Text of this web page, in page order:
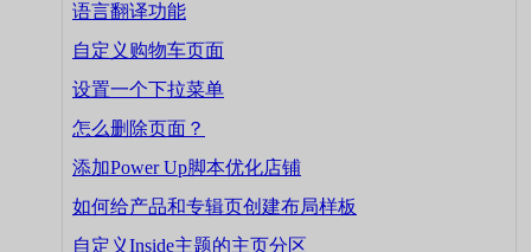
语言翻译功能
自定义购物车页面
设置一个下拉菜单
怎么删除页面？
添加Power Up脚本优化店铺
如何给产品和专辑页创建布局样板
自定义Inside主题的主页分区